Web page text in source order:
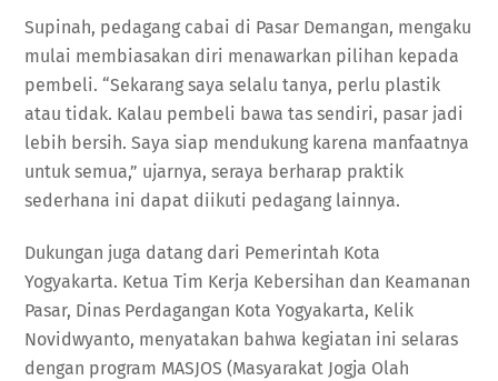
Supinah, pedagang cabai di Pasar Demangan, mengaku
mulai membiasakan diri menawarkan pilihan kepada
pembeli. “Sekarang saya selalu tanya, perlu plastik
atau tidak. Kalau pembeli bawa tas sendiri, pasar jadi
lebih bersih. Saya siap mendukung karena manfaatnya
untuk semua,” ujarnya, seraya berharap praktik
sederhana ini dapat diikuti pedagang lainnya.
Dukungan juga datang dari Pemerintah Kota
Yogyakarta. Ketua Tim Kerja Kebersihan dan Keamanan
Pasar, Dinas Perdagangan Kota Yogyakarta, Kelik
Novidwyanto, menyatakan bahwa kegiatan ini selaras
dengan program MASJOS (Masyarakat Jogja Olah